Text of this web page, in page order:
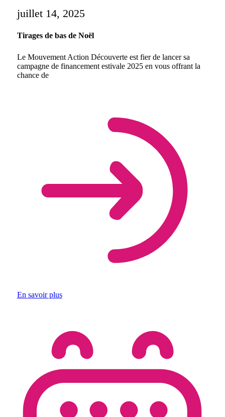
juillet 14, 2025
Tirages de bas de Noël
Le Mouvement Action Découverte est fier de lancer sa
campagne de financement estivale 2025 en vous offrant la
chance de
En savoir plus